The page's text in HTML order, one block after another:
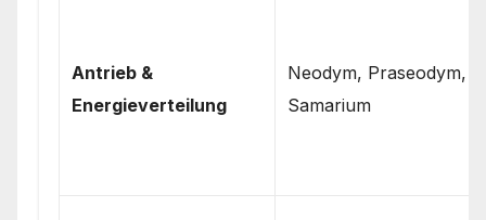
Antrieb &
Energieverteilung
Neodym, Praseodym,
Samarium